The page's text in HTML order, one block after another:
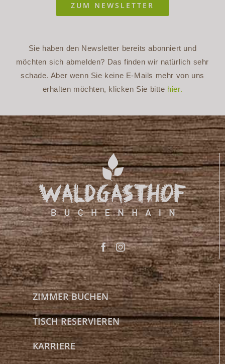
ZUM NEWSLETTER
Sie haben den Newsletter bereits abonniert und
möchten sich abmelden? Das finden wir natürlich sehr
schade. Aber wenn Sie keine E-Mails mehr von uns
erhalten möchten, klicken Sie bitte hier.
ZIMMER BUCHEN
TISCH RESERVIEREN
KARRIERE